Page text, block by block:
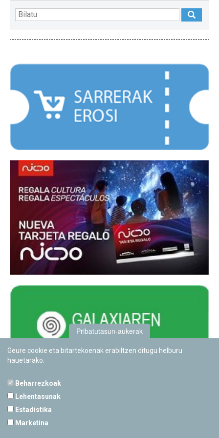
Pribatutasun-aukerak
Geure cookie eta bitartekoenak erabiltzen ditugu helburu
hauetarako:
Beharrezkoak
Lehentasunak
Estadistika
Marketina